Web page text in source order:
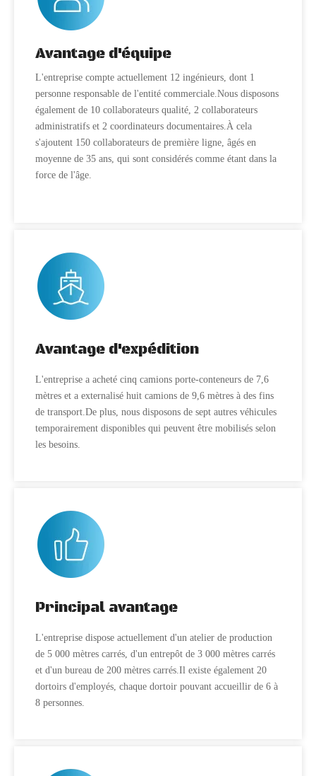
Avantage d'équipe
L'entreprise compte actuellement 12 ingénieurs, dont 1
personne responsable de l'entité commerciale.Nous disposons
également de 10 collaborateurs qualité, 2 collaborateurs
administratifs et 2 coordinateurs documentaires.À cela
s'ajoutent 150 collaborateurs de première ligne, âgés en
moyenne de 35 ans, qui sont considérés comme étant dans la
force de l'âge.
Avantage d'expédition
L'entreprise a acheté cinq camions porte-conteneurs de 7,6
mètres et a externalisé huit camions de 9,6 mètres à des fins
de transport.De plus, nous disposons de sept autres véhicules
temporairement disponibles qui peuvent être mobilisés selon
les besoins.
Principal avantage
L'entreprise dispose actuellement d'un atelier de production
de 5 000 mètres carrés, d'un entrepôt de 3 000 mètres carrés
et d'un bureau de 200 mètres carrés.Il existe également 20
dortoirs d'employés, chaque dortoir pouvant accueillir de 6 à
8 personnes.